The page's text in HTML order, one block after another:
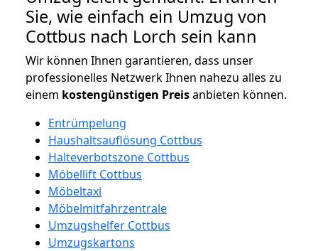
Sie, wie einfach ein Umzug von
Cottbus nach Lorch sein kann
Wir können Ihnen garantieren, dass unser
professionelles Netzwerk Ihnen nahezu alles zu
einem kostengünstigen Preisanbieten können.
Entrümpelung
Haushaltsauflösung Cottbus
Halteverbotszone Cottbus
Möbellift Cottbus
Möbeltaxi
Möbelmitfahrzentrale
Umzugshelfer Cottbus
Umzugskartons